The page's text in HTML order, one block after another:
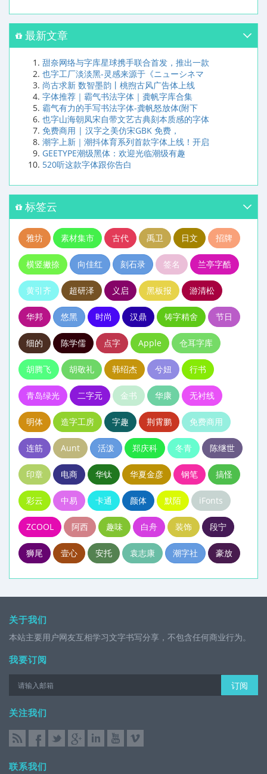
最新文章
甜奈网络与字库星球携手联合首发，推出一款
也字工厂淡淡黑-灵感来源于《ニューシネマ
尚古求新 数智墨韵丨桃煦古风广告体上线
字体推荐｜霸气书法字体｜龚帆字库合集
霸气有力的手写书法字体-龚帆怒放体(附下
也字山海朝凤宋自带文艺古典刻本质感的字体
免费商用 | 汉字之美仿宋GBK 免费，
潮字上新｜潮抖体育系列首款字体上线！开启
GEETYPE潮级黑体：欢迎光临潮级有趣
520听这款字体跟你告白
标签云
雅坊 素材集市 古代 禹卫 日文 招牌
横竖撇捺 向佳红 刻石录 签名 兰亭字酷
黄引齐 超研泽 义启 黑板报 游清松
华邦 悠黑 时尚 汉鼎 铸字精舍 节日
细的 陈学儒 点字 Apple 仓耳字库
胡腾飞 胡敬礼 韩绍杰 兮妞 行书
青岛绿光 二字元 金书 华康 无衬线
明体 造字工房 字趣 荆霄鹏 免费商用
连筋 Aunt 活泼 郑庆科 冬青 陈继世
印章 电商 华钛 华夏金彦 钢笔 搞怪
彩云 中易 卡通 颜体 默陌 iFonts
ZCOOL 阿西 趣味 白舟 装饰 段宁
狮尾 壹心 安托 袁志康 潮字社 豪放
关于我们
本站主要用户网友互相学习文字书写分享，不包含任何商业行为。
我要订阅
订阅
关注我们
联系我们